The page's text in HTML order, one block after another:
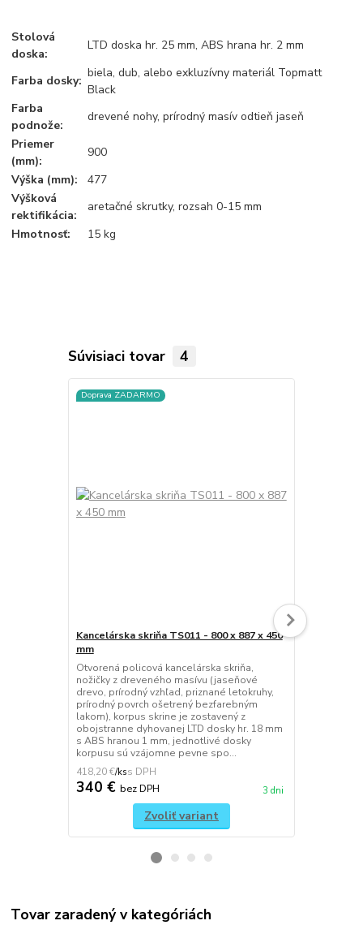
Stolová
doska:
LTD doska hr. 25 mm, ABS hrana hr. 2 mm
Farba dosky:
biela, dub, alebo exkluzívny materiál Topmatt
Black
Farba
podnože:
drevené nohy, prírodný masív odtieň jaseň
Priemer
(mm):
900
Výška (mm):
477
Výšková
rektifikácia:
aretačné skrutky, rozsah 0-15 mm
Hmotnosť:
15 kg
Súvisiaci tovar 4
Doprava ZADARMO
Kancelárska skriňa TS011 - 800 x 887 x 450
mm
Otvorená policová kancelárska skriňa,
nožičky z dreveného masívu (jaseňové
drevo, prírodný vzhľad, priznané letokruhy,
prírodný povrch ošetrený bezfarebným
lakom), korpus skrine je zostavený z
obojstranne dyhovanej LTD dosky hr. 18 mm
s ABS hranou 1 mm, jednotlivé dosky
korpusu sú vzájomne pevne spo...
418,20 €/ks
340 € bez DPH 3 dni
Zvoliť variant
Tovar zaradený v kategóriách